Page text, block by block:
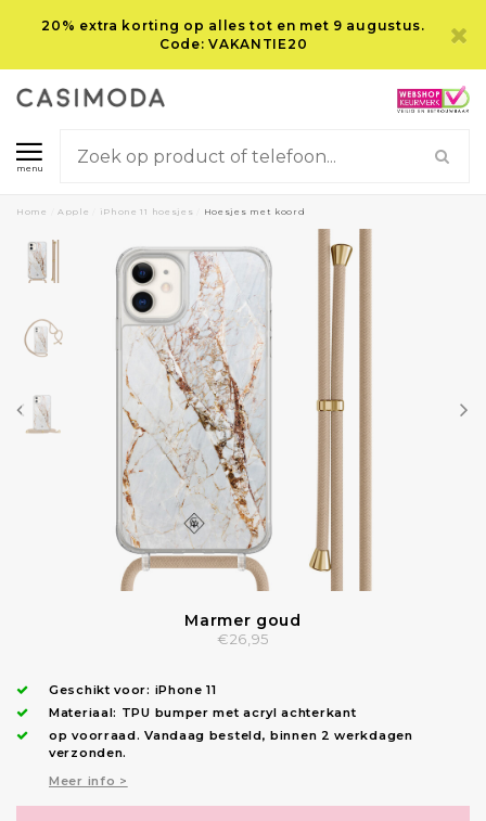
20% extra korting op alles tot en met 9 augustus.
Code: VAKANTIE20
menu
Home Apple iPhone 11 hoesjes Hoesjes met koord
Marmer goud
€26,95
Geschikt voor: iPhone 11
Materiaal: TPU bumper met acryl achterkant
op voorraad.Vandaag besteld, binnen 2 werkdagen
verzonden.
Meer info >